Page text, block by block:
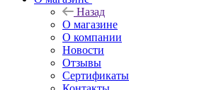
Назад
О магазине
О компании
Новости
Отзывы
Сертификаты